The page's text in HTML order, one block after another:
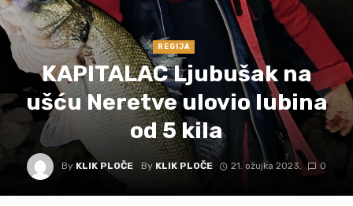
REGIJA
KAPITALAC Ljubušak na
ušću Neretve ulovio lubina
od 5 kila
By KLIK PLOČE By KLIK PLOČE 21. ožujka 2023. 0